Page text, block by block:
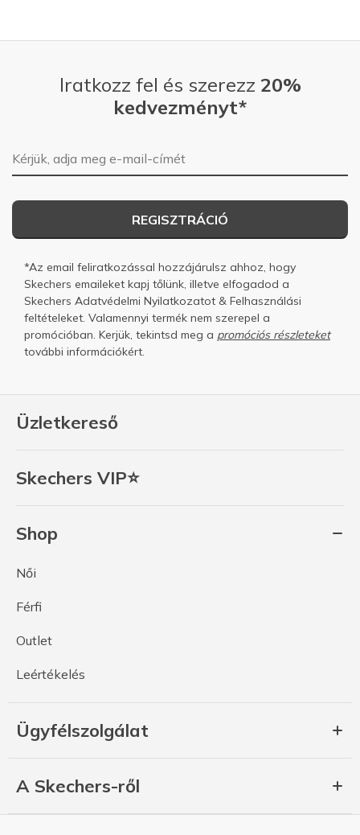
Üzletkereső
Skechers VIP⭐
Shop
Női
Férfi
Outlet
Leértékelés
Ügyfélszolgálat
A Skechers-ről
Iratkozz fel és szerezz 20%
kedvezményt*
E-mail-cím
REGISZTRÁCIÓ
*Az email feliratkozással hozzájárulsz ahhoz, hogy
Skechers emaileket kapj tőlünk, illetve elfogadod a
Skechers Adatvédelmi Nyilatkozatot & Felhasználási
feltételeket. Valamennyi termék nem szerepel a
promócióban. Kerjük, tekintsd meg a promóciós részleteket
további információkért.